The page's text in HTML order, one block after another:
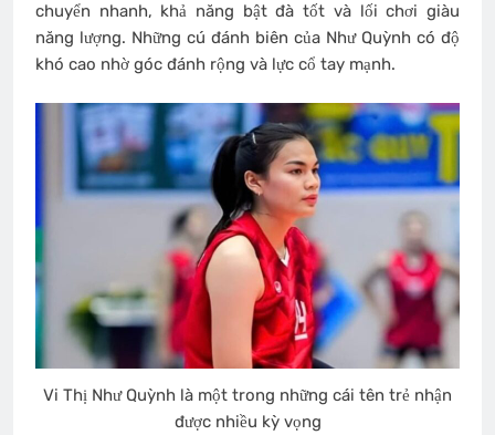
chuyển nhanh, khả năng bật đà tốt và lối chơi giàu
năng lượng. Những cú đánh biên của Như Quỳnh có độ
khó cao nhờ góc đánh rộng và lực cổ tay mạnh.
Vi Thị Như Quỳnh là một trong những cái tên trẻ nhận
được nhiều kỳ vọng